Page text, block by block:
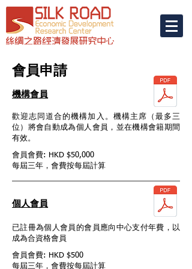
機構會員
會員申請
歡迎志同道合的機構加入。機構主席（最多三
位）將會自動成為個人會員，並在機構會籍期間
有效。
​會員會費: HKD $50,000
每屆三年，會費按每屆計算
個人會員
已註冊為個人會員的會員應向中心支付年費，以
成為合資格會員
會員會費: HKD $500
每屆三年，會費按每屆計算